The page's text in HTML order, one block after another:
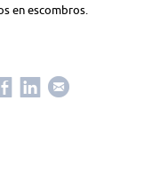
en escombros.